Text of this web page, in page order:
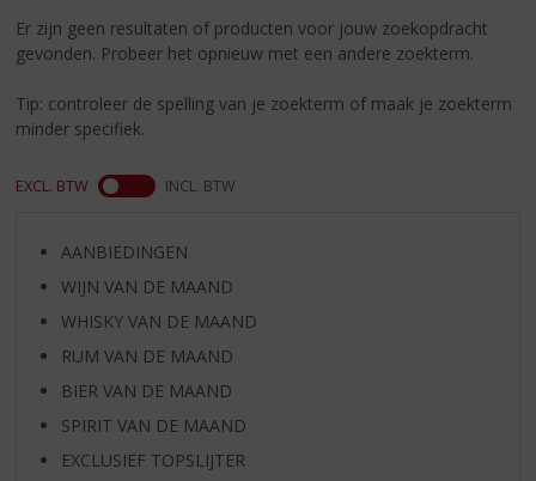
p
r
n
g
a
Er zijn geen resultaten of producten voor jouw zoekopdracht
gevonden. Probeer het opnieuw met een andere zoekterm.
Tip: controleer de spelling van je zoekterm of maak je zoekterm
minder specifiek.
EXCL. BTW INCL. BTW
AANBIEDINGEN
WIJN VAN DE MAAND
WHISKY VAN DE MAAND
RUM VAN DE MAAND
BIER VAN DE MAAND
SPIRIT VAN DE MAAND
EXCLUSIEF TOPSLIJTER